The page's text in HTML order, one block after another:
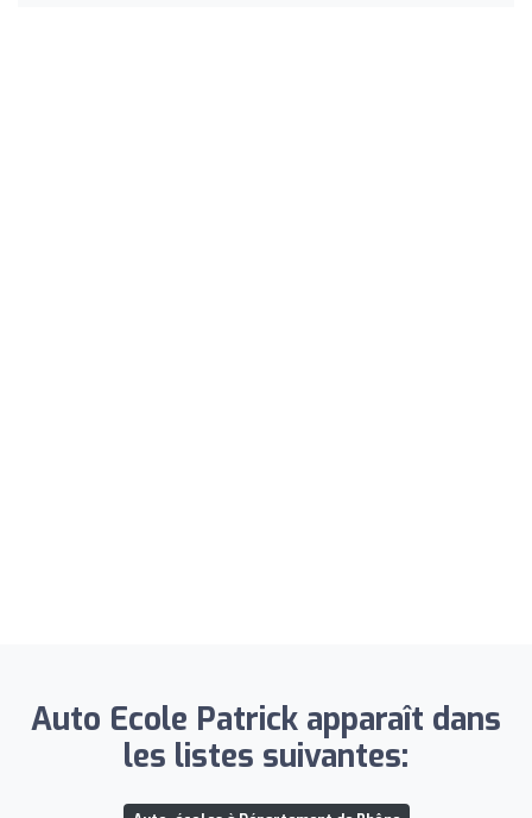
Auto Ecole Patrick apparaît dans
les listes suivantes: